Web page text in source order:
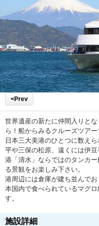
<Prev
世界遺産の新たに仲間入りと
ら！船からみるクルーズツアー
日本三大美港のひとつに数え
平や三保の松原、遠くには伊
港「清水」ならではのタンカ
る景観をお楽しみ下さい。
港周辺には倉庫が建ち並んで
本国内で食べられているマグ
す。
施設詳細